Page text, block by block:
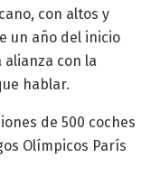
con altos y
un año del inicio
alianza con la
hablar.
de 500 coches
Olímpicos París